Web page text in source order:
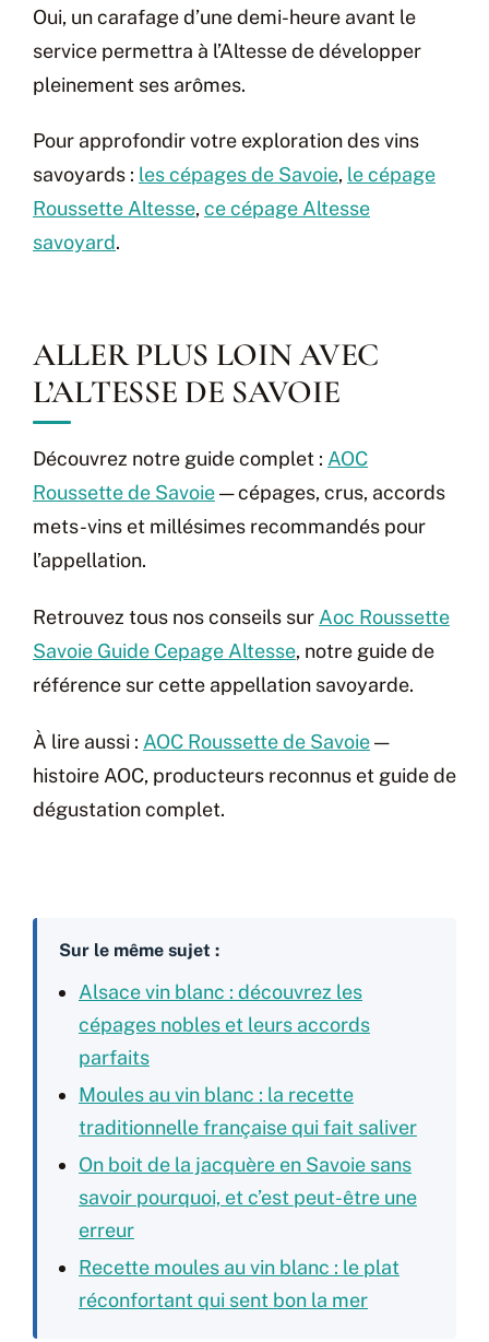
Oui, un carafage d’une demi-heure avant le
service permettra à l’Altesse de développer
pleinement ses arômes.
Pour approfondir votre exploration des vins
savoyards : les cépages de Savoie, le cépage
Roussette Altesse, ce cépage Altesse
savoyard.
ALLER PLUS LOIN AVEC
L’ALTESSE DE SAVOIE
Découvrez notre guide complet : AOC
Roussette de Savoie— cépages, crus, accords
mets-vins et millésimes recommandés pour
l’appellation.
Retrouvez tous nos conseils sur Aoc Roussette
Savoie Guide Cepage Altesse, notre guide de
référence sur cette appellation savoyarde.
À lire aussi : AOC Roussette de Savoie—
histoire AOC, producteurs reconnus et guide de
dégustation complet.
Sur le même sujet :
Alsace vin blanc : découvrez les
cépages nobles et leurs accords
parfaits
Moules au vin blanc : la recette
traditionnelle française qui fait saliver
On boit de la jacquère en Savoie sans
savoir pourquoi, et c’est peut-être une
erreur
Recette moules au vin blanc : le plat
réconfortant qui sent bon la mer